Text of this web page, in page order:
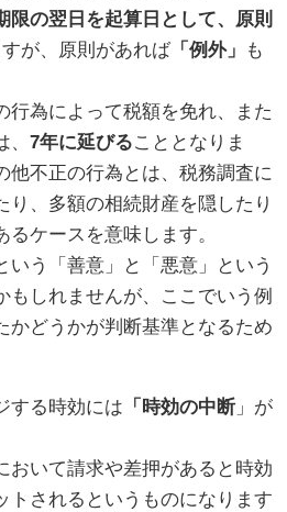
限の翌日を起算日として、原則
が、原則があれば「例外」
も
行為によって税額を免れ、また
7年に延びることとなりま
他不正の行為とは、税務調査に
り、多額の相続財産を隠したり
ケースを意味します。
いう「善意」と「悪意」という
もしれませんが、ここでいう例
かどうかが判断基準となるため
する時効には 「時効の中断」が
おいて請求や差押があると時効
トされるというものになります